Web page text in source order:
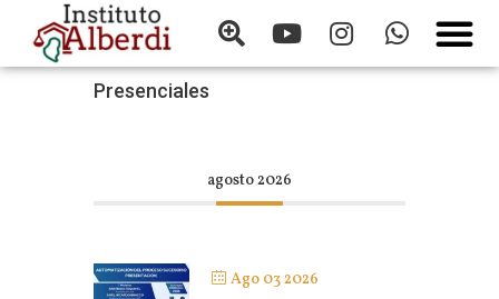
Presenciales
agosto 2026
Ago 03 2026